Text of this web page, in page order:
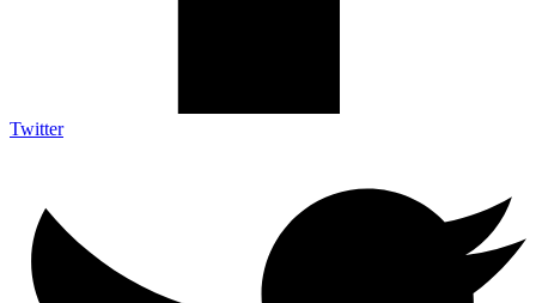
Twitter